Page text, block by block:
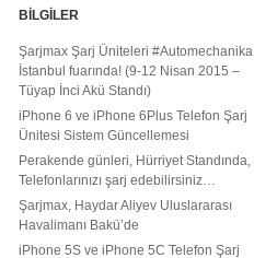
BILGILER
Şarjmax Şarj Üniteleri #Automechanika
İstanbul fuarında! (9-12 Nisan 2015 –
Tüyap İnci Akü Standı)
iPhone 6 ve iPhone 6Plus Telefon Şarj
Ünitesi Sistem Güncellemesi
Perakende günleri, Hürriyet Standında,
Telefonlarınızı şarj edebilirsiniz…
Şarjmax, Haydar Aliyev Uluslararası
Havalimanı Bakü’de
iPhone 5S ve iPhone 5C Telefon Şarj